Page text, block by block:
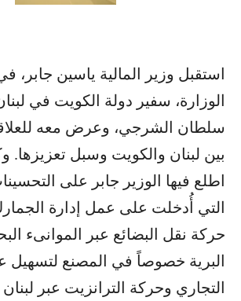
استقبل وزير المالية ياسين جابر،
الوزارة، سفير دولة الكويت في
سلطان الشرجي، وعرض معه
بين لبنان والكويت وسبل تعزيزها.
اطلع فيها الوزير جابر على
التي أُدخلت على عمل إدارة
حركة نقل البضائع عبر الموانىء
البرية خصوصاً في المصنع لتسهيل
التجاري وحركة الترانزيت عبر